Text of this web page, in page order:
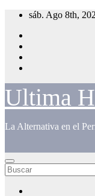
Saltar
contenido
sáb. Ago 8th,
Ultima
La Alternativa en el